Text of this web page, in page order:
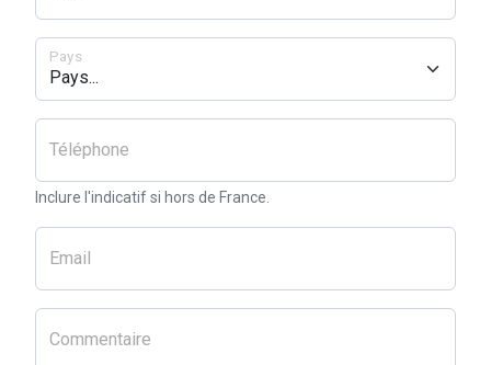
Pays
Téléphone
Inclure l'indicatif si hors de France.
Email
Commentaire